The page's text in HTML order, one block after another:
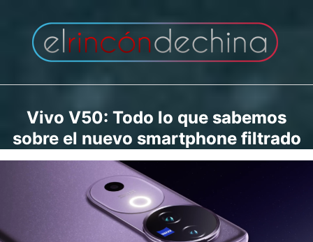
contenido
Vivo V50: Todo lo que sabemos
sobre el nuevo smartphone filtrado